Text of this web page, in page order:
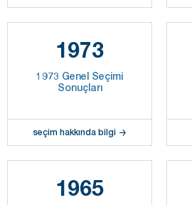
1973
1973 Genel Seçimi
Sonuçları
seçim hakkında bilgi
1965